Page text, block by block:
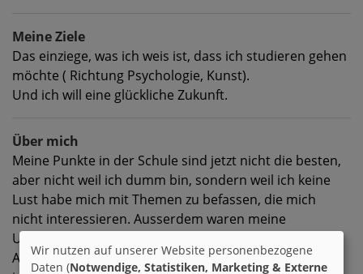
Meine Ziele
Das einziege, was ich weis ist, dass ich studieren gehen
möchte ( Richtung Psychologie, Kunst).
Und ich will eine glückliche Zukunft.
Über mich
Meine Punkte in der Schule sind jetzt nicht die besten,
aber nicht weil ich dumm bin, sondern weil ich keine
Lust habe mich mit Themen zu befassen, die mich
nicht interessieren. Ausserdem waren meine
Umstände nicht die besten.
Aber die Fächer, die mich interessieren, in denen hab
Wir nutzen auf unserer Website personenbezogene
Daten (Notwendige, Statistiken, Marketing & Externe